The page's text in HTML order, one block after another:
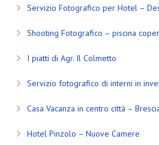
Servizio Fotografico per Hotel –
Shooting Fotografico – piscina
I piatti di Agr. Il Colmetto
Servizio fotografico di interni in
Casa Vacanza in centro città –
Hotel Pinzolo – Nuove Camere